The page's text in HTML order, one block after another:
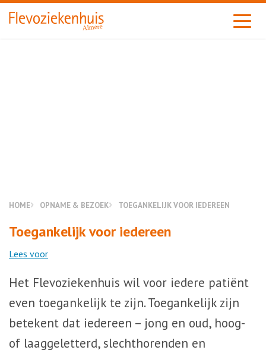
Almere
HOME OPNAME & BEZOEK TOEGANKELIJK VOOR IEDEREEN
Toegankelijk voor iedereen
Lees voor
Het Flevoziekenhuis wil voor iedere patiënt
even toegankelijk te zijn. Toegankelijk zijn
betekent dat iedereen – jong en oud, hoog-
of laaggeletterd, slechthorenden en